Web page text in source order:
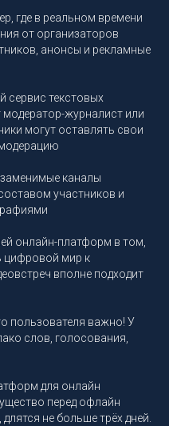
где в реальном времени
от организаторов
анонсы и рекламные
сервис текстовых
журналист или
могут оставлять свои
каналы
участников и
онлайн-платформ в том,
цифровой мир к
вполне подходит
пользователя важно! У
слов, голосования,
для онлайн
перед офлайн
не больше трёх дней.